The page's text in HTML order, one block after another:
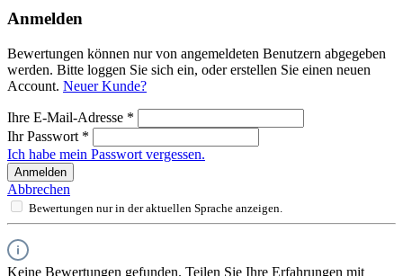
Anmelden
Bewertungen können nur von angemeldeten Benutzern abgegeben
werden. Bitte loggen Sie sich ein, oder erstellen Sie einen neuen
Account. Neuer Kunde?
Ihre E-Mail-Adresse *
Ihr Passwort *
Ich habe mein Passwort vergessen.
Anmelden
Abbrechen
Bewertungen nur in der aktuellen Sprache anzeigen.
Keine Bewertungen gefunden. Teilen Sie Ihre Erfahrungen mit